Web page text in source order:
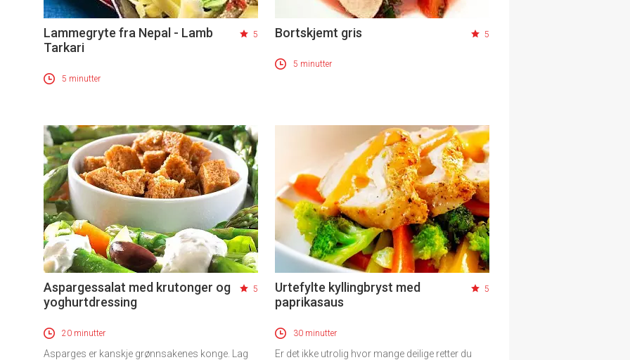
Lammegryte fra Nepal - Lamb
Tarkari
5
5 minutter
Bortskjemt gris 5
5 minutter
Aspargessalat med krutonger og
yoghurtdressing
5
20 minutter
Asparges er kanskje grønnsakenes konge. Lag
Urtefylte kyllingbryst med
paprikasaus
5
30 minutter
Er det ikke utrolig hvor mange deilige retter du